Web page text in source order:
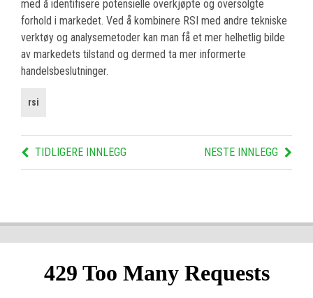
med å identifisere potensielle overkjøpte og oversolgte
forhold i markedet. Ved å kombinere RSI med andre tekniske
verktøy og analysemetoder kan man få et mer helhetlig bilde
av markedets tilstand og dermed ta mer informerte
handelsbeslutninger.
rsi
TIDLIGERE INNLEGG NESTE INNLEGG